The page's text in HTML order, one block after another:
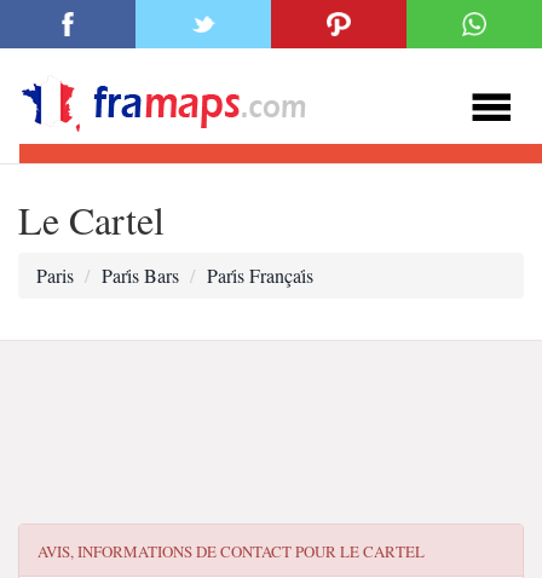
Le Cartel
Paris Pari̇s Bars Pari̇s Françai̇s
AVIS, INFORMATIONS DE CONTACT POURLE CARTEL